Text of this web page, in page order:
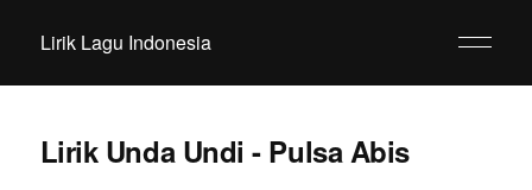
Lirik Lagu Indonesia
Lirik Unda Undi - Pulsa Abis